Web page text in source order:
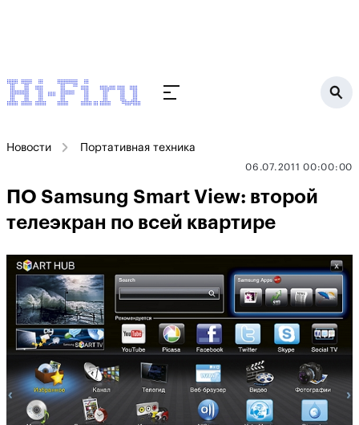
Новости Портативная техника
06.07.2011 00:00:00
ПО Samsung Smart View: второй
телеэкран по всей квартире